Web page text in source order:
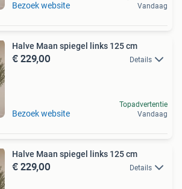
Bezoek website
Vandaag
Halve Maan spiegel links 125 cm
€ 229,00 Details
Bezoek website
Topadvertentie
Vandaag
Halve Maan spiegel links 125 cm
€ 229,00 Details